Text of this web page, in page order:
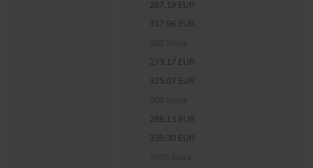
267,19 EUR
317,96 EUR
273,17 EUR
325,07 EUR
285,13 EUR
339,30 EUR